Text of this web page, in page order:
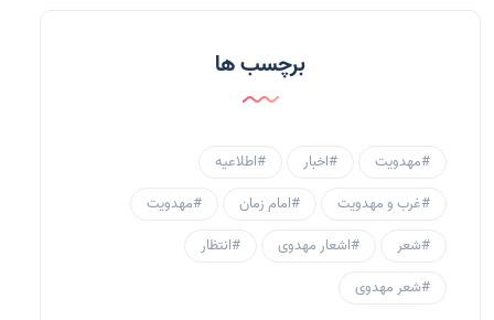
منتظران
زنان و مهدویت
برچسب ها
#مهدویت #اخبار
#اطلاعیه
#غرب و مهدویت
#امام زمان
#مهدویت
#شعر
#اشعار مهدوی
#انتظار
#شعر مهدوی